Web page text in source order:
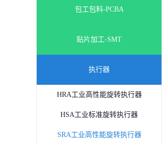
包工包料-PCBA
贴片加工-SMT
执行器
HRA工业高性能旋转执行器
HSA工业标准旋转执行器
SRA工业高性能旋转执行器